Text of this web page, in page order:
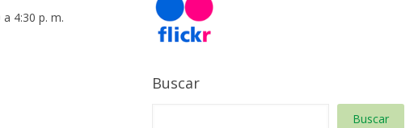
4:30 p. m.
Buscar
Buscar